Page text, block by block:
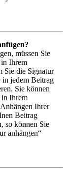
müssen Sie
in Ihrem
Sie die Signatur
in jedem Beitrag
Sie können
in Ihrem
Ihrer
Beitrag
so können Sie
anhängen“